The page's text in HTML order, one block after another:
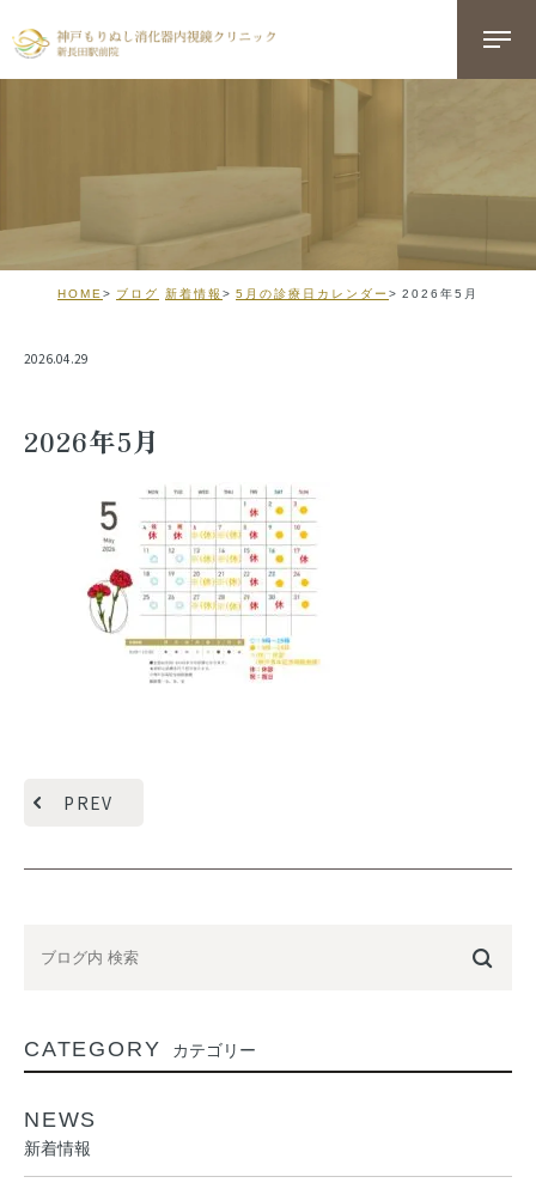
HOME ブログ 新着情報 5月の診療日カレンダー 2026年5月
2026.04.29
2026年5月
PREV
CATEGORY カテゴリー
NEWS
新着情報